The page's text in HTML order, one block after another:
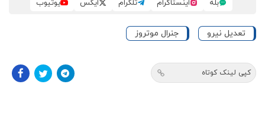
بله
اینستاگرام تلگرام ایکس یوتیوب
تعدیل نیرو جنرال موتروز
کپی لینک کوتاه